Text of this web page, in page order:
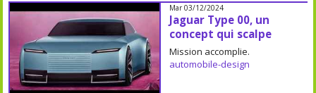
Mar 03/12/2024
Jaguar Type 00, un
concept qui scalpe
Mission accomplie.
automobile-design